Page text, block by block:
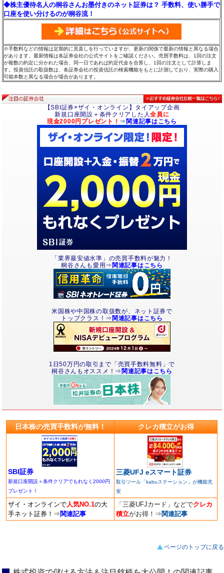
◆株主優待名人の桐谷さんお墨付きのネット証券は？ 手数料、使い勝手で
口座を使い分けるのが桐谷流！
※手数料などの情報は定期的に見直しを行っていますが、更新の関係で最新の情報と異なる場合
があります。最新情報は各証券会社の公式サイトをご確認ください。売買手数料は、1回の注文
が複数の約定に分かれた場合、同一日であれば約定代金を合算し、1回の注文として計算しま
す。投資信託の取扱数は、各証券会社の投資信託の検索機能をもとに計測しており、実際の購入
可能本数と異なる場合が場合があります。
【SBI証券×ザイ・オンライン】タイアップ企画
新規口座開設＋条件クリアした人全員に
現金2000円プレゼント！ ⇒ 関連記事はこちら
「業界最安値水準」の売買手数料が魅力！
桐谷さんも愛用⇒ 関連記事はこちら
米国株や中国株の取扱数が、ネット証券で
トップクラス！⇒ 関連記事はこちら
1日50万円の取引まで「売買手数料無料」で
桐谷さんもオススメ！⇒ 関連記事はこちら
日本株の売買手数料が無料！ クレカ積立がお得
SBI証券
新規口座開設＋条件クリアでもれなく2000円
プレゼント！
三菱UFJ eスマート証券
取引ツール「kabuステーション」が機能充
実
ザイ・オンラインで 人気NO.1の大
手ネット証券！ ⇒ 関連記事
「三菱UFJカード」などでクレカ
積立がお得！ ⇒ 関連記事
ページのトップに戻る